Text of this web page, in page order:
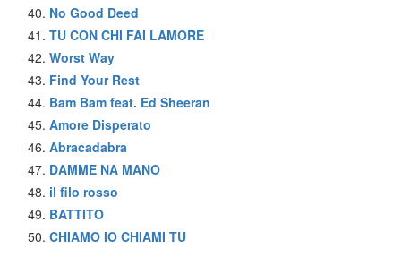
No Good Deed
TU CON CHI FAI LAMORE
Worst Way
Find Your Rest
Bam Bam feat. Ed Sheeran
Amore Disperato
Abracadabra
DAMME NA MANO
il filo rosso
BATTITO
CHIAMO IO CHIAMI TU